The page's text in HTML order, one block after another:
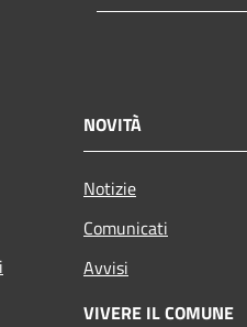
NOVITÀ
Notizie
Comunicati
Avvisi
VIVERE IL COMUNE